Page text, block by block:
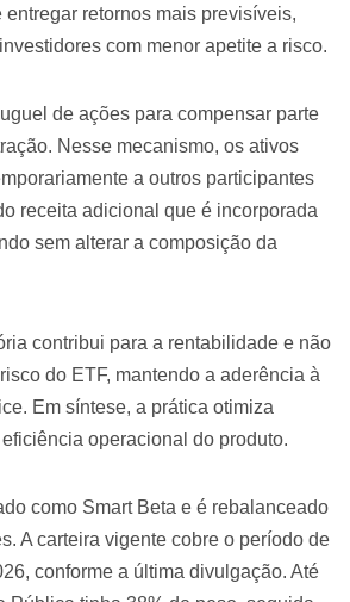
entregar retornos mais previsíveis,
com menor apetite a risco.
de ações para compensar parte
Nesse mecanismo, os ativos
a outros participantes
receita adicional que é incorporada
sem alterar a composição da
contribui para a rentabilidade e não
do ETF, mantendo a aderência à
Em síntese, a prática otimiza
operacional do produto.
como Smart Beta e é rebalanceado
A carteira vigente cobre o período de
conforme a última divulgação. Até